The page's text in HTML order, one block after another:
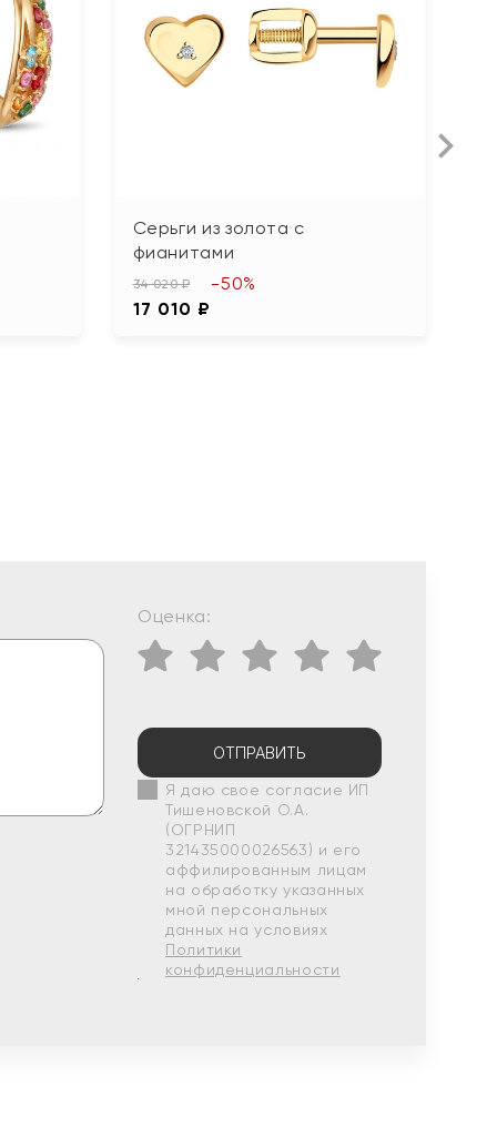
Серьги из золота с
фианитами
34 020 ₽
17 010 ₽
-50%
Оценка:
ОТПРАВИТЬ
Я даю свое согласие ИП
Тишеновской О.А.
(ОГРНИП
321435000026563) и его
аффилированным лицам
на обработку указанных
мной персональных
данных на условиях
Политики
конфиденциальности